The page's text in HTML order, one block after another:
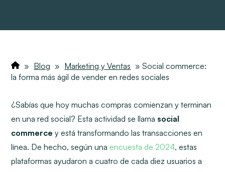
» Blog » Marketing y Ventas »Social commerce:
la forma más ágil de vender en redes sociales
¿Sabías que hoy muchas compras comienzan y terminan
en una red social? Esta actividad se llama social
commerce y está transformando las transacciones en
línea. De hecho, según una encuesta de 2024, estas
plataformas ayudaron a cuatro de cada diez usuarios a